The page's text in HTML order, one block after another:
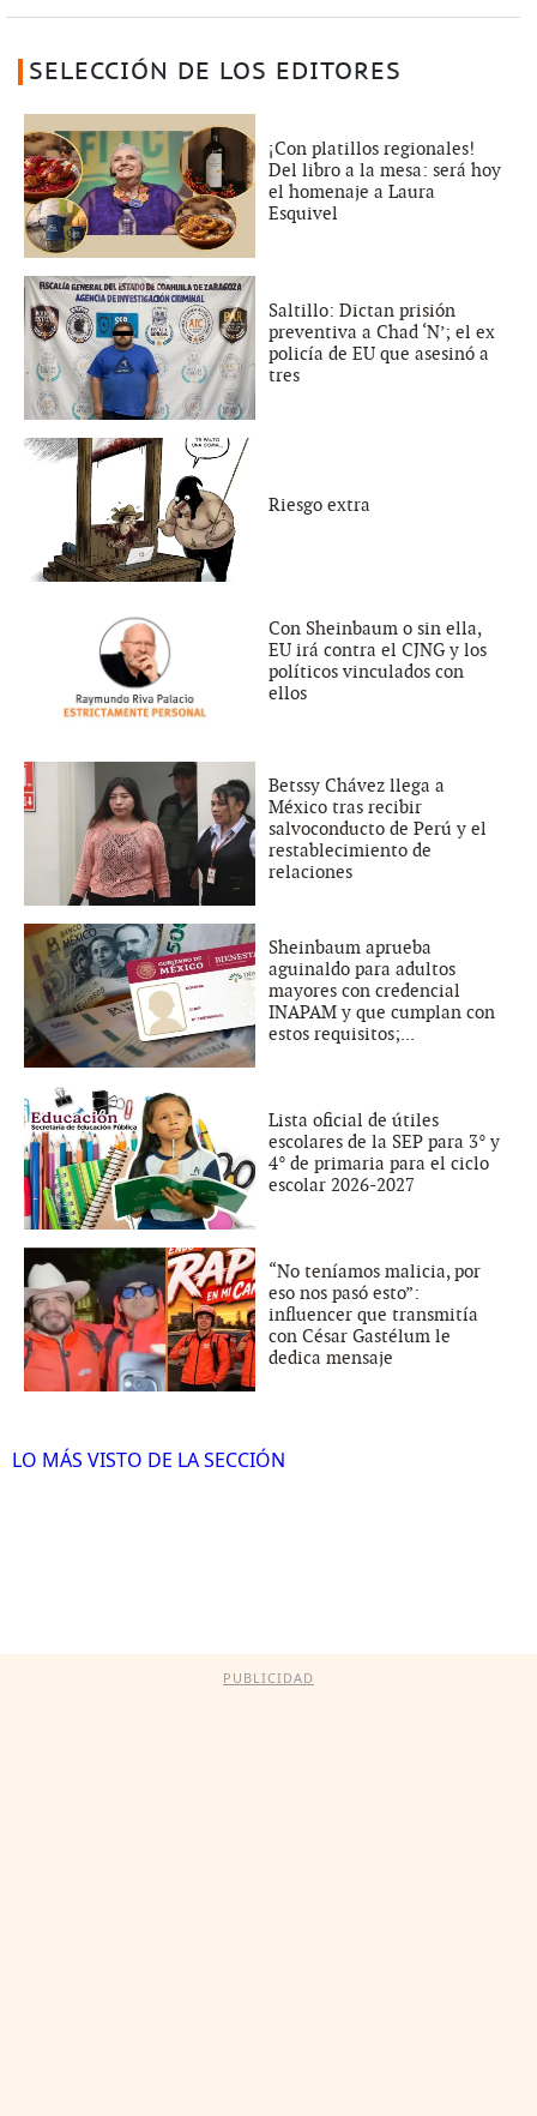
SELECCIÓN DE LOS EDITORES
¡Con platillos regionales!
Del libro a la mesa: será hoy
el homenaje a Laura
Esquivel
Saltillo: Dictan prisión
preventiva a Chad ‘N’; el ex
policía de EU que asesinó a
tres
Riesgo extra
Con Sheinbaum o sin ella,
EU irá contra el CJNG y los
políticos vinculados con
ellos
Betssy Chávez llega a
México tras recibir
salvoconducto de Perú y el
restablecimiento de
relaciones
Sheinbaum aprueba
aguinaldo para adultos
mayores con credencial
INAPAM y que cumplan con
estos requisitos;...
Lista oficial de útiles
escolares de la SEP para 3° y
4° de primaria para el ciclo
escolar 2026-2027
“No teníamos malicia, por
eso nos pasó esto”:
influencer que transmitía
con César Gastélum le
dedica mensaje
LO MÁS VISTO DE LA SECCIÓN
PUBLICIDAD